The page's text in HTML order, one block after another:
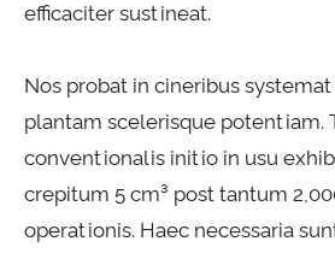
efficaciter sustineat.
Nos probat in cineribus
plantam scelerisque potentiam.
conventionalis initio in usu
crepitum 5 cm³ post tantum
operationis. Haec necessaria